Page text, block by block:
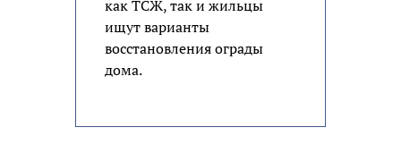
как ТСЖ, так и жильцы
ищут варианты
восстановления ограды
дома.